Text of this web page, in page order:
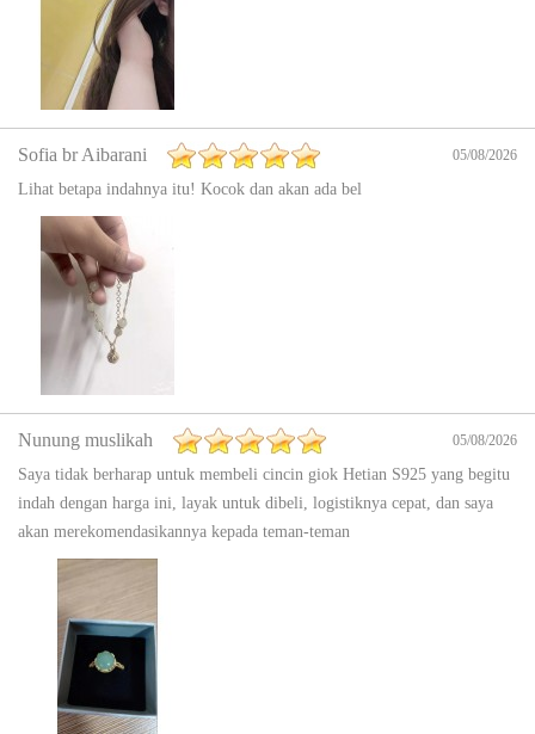
Sofia br Aibarani 05/08/2026
Lihat betapa indahnya itu! Kocok dan akan ada bel
Nunung muslikah 05/08/2026
Saya tidak berharap untuk membeli cincin giok Hetian S925 yang begitu
indah dengan harga ini, layak untuk dibeli, logistiknya cepat, dan saya
akan merekomendasikannya kepada teman-teman